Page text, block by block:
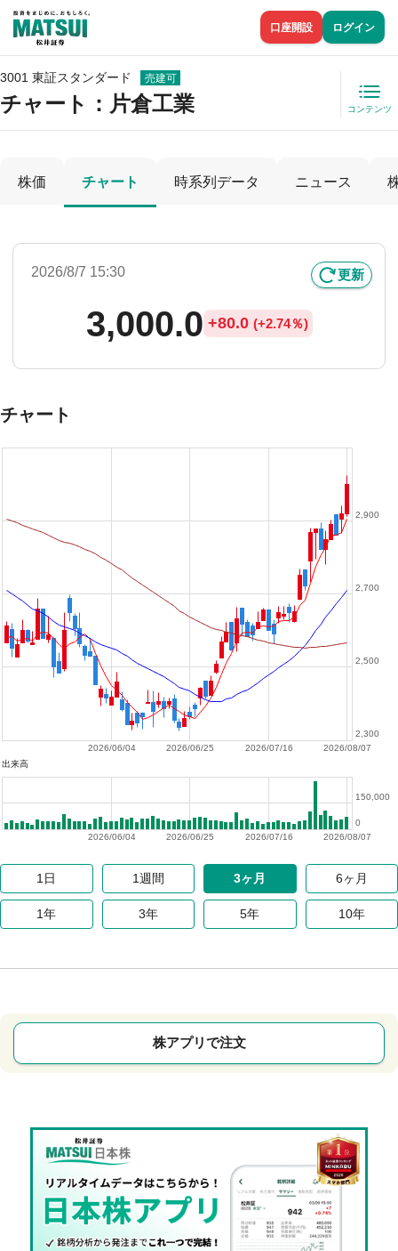
口座開設 ログイン
3001 東証スタンダード 売建可
チャート： 片倉工業 コンテンツ
株価 チャート 時系列データ ニュース
2026/8/7 15:30 更新
3,000.0 +80.0 (+2.74％)
チャート
2026/08/07
2026/07/16
2026/06/25
2026/06/04
2,300
2,500
2,700
2,900
出来高
2026/08/07
2026/07/16
2026/06/25
2026/06/04
0
150,000
1日 1週間 3ヶ月 6ヶ月
1年 3年 5年 10年
株アプリで注文